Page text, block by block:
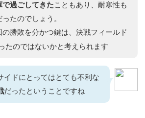
で過ごしてきたこともあり、耐寒性も
たのでしょう。
の勝敗を分かつ鍵は、決戦フィールド
たのではないかと考えられます
イドにとってはとても不利な
だったということですね